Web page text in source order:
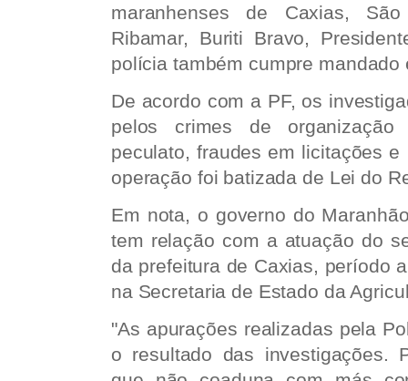
maranhenses de Caxias,
Ribamar, Buriti Bravo,
polícia também cumpre mandado
De acordo com a PF, os
pelos crimes de organização
peculato, fraudes em licitações
operação foi batizada de Lei do
Em nota, o governo do
tem relação com a atuação do
da prefeitura de Caxias, período
na Secretaria de Estado da
"As apurações realizadas pela
o resultado das investigações.